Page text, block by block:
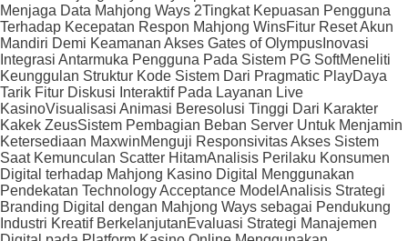
Menjaga Data Mahjong Ways 2Tingkat Kepuasan Pengguna
Terhadap Kecepatan Respon Mahjong WinsFitur Reset Akun
Mandiri Demi Keamanan Akses Gates of Olympus Inovasi
Integrasi Antarmuka Pengguna Pada Sistem PG SoftMeneliti
Keunggulan Struktur Kode Sistem Dari Pragmatic PlayDaya
Tarik Fitur Diskusi Interaktif Pada Layanan Live
KasinoVisualisasi Animasi Beresolusi Tinggi Dari Karakter
Kakek ZeusSistem Pembagian Beban Server Untuk Menjamin
Ketersediaan MaxwinMenguji Responsivitas Akses Sistem
Saat Kemunculan Scatter HitamAnalisis Perilaku Konsumen
Digital terhadap Mahjong Kasino Digital Menggunakan
Pendekatan Technology Acceptance Model Analisis Strategi
Branding Digital dengan Mahjong Ways sebagai Pendukung
Industri Kreatif BerkelanjutanEvaluasi Strategi Manajemen